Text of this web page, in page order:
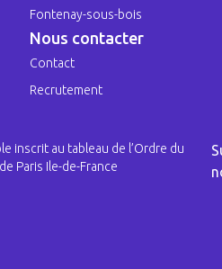
Fontenay-sous-bois
Nous contacter
Contact
Recrutement
inscrit au tableau de l’Ordre du
Paris Ile-de-France